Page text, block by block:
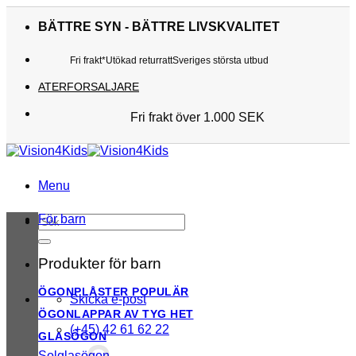
BÄTTRE SYN - BÄTTRE LIVSKVALITET
Fri frakt*Utökad returrattSveriges största utbud
ATERFORSALJARE
Fri frakt över 1.000 SEK
Kunderna älskar oss
Utökad returratt
Sveriges största utbud
Menu
Sök
efter:
Skicka e-post
(+45) 42 61 62 22
För barn
Produkter för barn
ÖGONPLÅSTER
ÖGONLAPPAR AV TYG
GLASÖGON